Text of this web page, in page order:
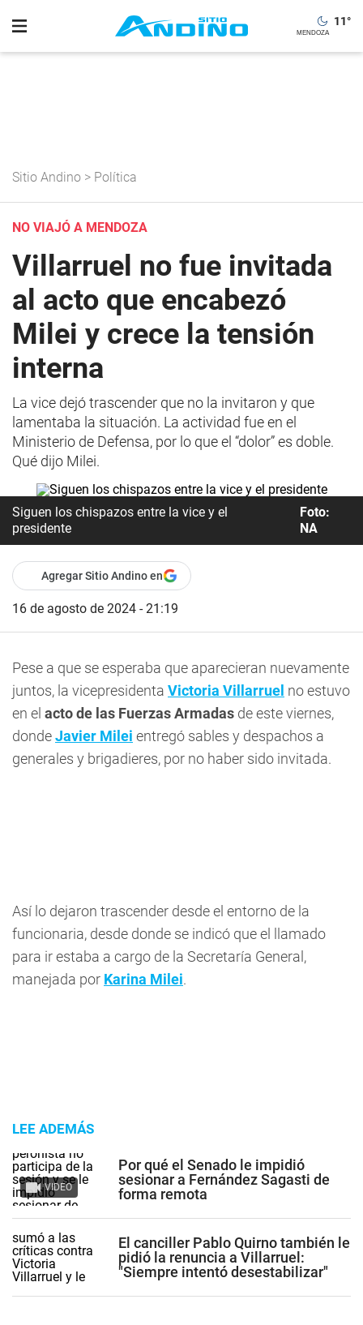
11°
Sitio Andino > Política
NO VIAJÓ A MENDOZA
Villarruel no fue invitada
al acto que encabezó
Milei y crece la tensión
interna
La vice dejó trascender que no la invitaron y que
lamentaba la situación. La actividad fue en el
Ministerio de Defensa, por lo que el “dolor” es doble.
Qué dijo Milei.
Siguen los chispazos entre la vice y el
presidente
Foto:
NA
Agregar Sitio Andino en
16 de agosto de 2024 - 21:19
Pese a que se esperaba que aparecieran nuevamente
juntos, la vicepresidenta Victoria Villarruel no estuvo
en el acto de las Fuerzas Armadas de este viernes,
dondeJavier Milei entregó sables y despachos a
generales y brigadieres, por no haber sido invitada.
Así lo dejaron trascender desde el entorno de la
funcionaria, desde donde se indicó que el llamado
para ir estaba a cargo de la Secretaría General,
manejada por Karina Milei.
LEE ADEMÁS
VIDEO
Por qué el Senado le impidió
sesionar a Fernández Sagasti de
forma remota
El canciller Pablo Quirno también le
pidió la renuncia a Villarruel:
"Siempre intentó desestabilizar"